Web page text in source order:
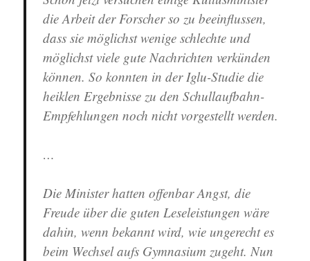
die Arbeit der Forscher so zu beeinflussen,
dass sie möglichst wenige schlechte und
möglichst viele gute Nachrichten verkünden
können. So konnten in der Iglu-Studie die
heiklen Ergebnisse zu den Schullaufbahn-
Empfehlungennoch nicht vorgestellt werden.
…
DieMinister hatten offenbar Angst, die
Freude über die guten Leseleistungen wäre
dahin, wenn bekannt wird, wie ungerecht es
beim Wechsel aufs Gymnasium zugeht. Nun